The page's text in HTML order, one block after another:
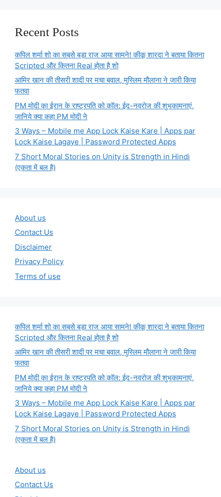
Recent Posts
कपिल शर्मा शो का सबसे बड़ा राज आया सामने! कीकू शारदा ने बताया कितना
Scripted और कितना Real होता है शो
आमिर खान की तीसरी शादी पर मचा बवाल, मुस्लिम मौलाना ने जारी किया
फतवा
PM मोदी का ईरान के राष्ट्रपति को कॉल: ईद-नवरोज की शुभकामनाएं,
जानिये क्या कहा PM मोदी ने
3 Ways – Mobile me App Lock Kaise Kare | Apps par
Lock Kaise Lagaye | Password Protected Apps
7 Short Moral Stories on Unity is Strength in Hindi
(एकता में बल है)
About us
Contact Us
Disclaimer
Privacy Policy
Terms of use
कपिल शर्मा शो का सबसे बड़ा राज आया सामने! कीकू शारदा ने बताया कितना
Scripted और कितना Real होता है शो
आमिर खान की तीसरी शादी पर मचा बवाल, मुस्लिम मौलाना ने जारी किया
फतवा
PM मोदी का ईरान के राष्ट्रपति को कॉल: ईद-नवरोज की शुभकामनाएं,
जानिये क्या कहा PM मोदी ने
3 Ways – Mobile me App Lock Kaise Kare | Apps par
Lock Kaise Lagaye | Password Protected Apps
7 Short Moral Stories on Unity is Strength in Hindi
(एकता में बल है)
About us
Contact Us